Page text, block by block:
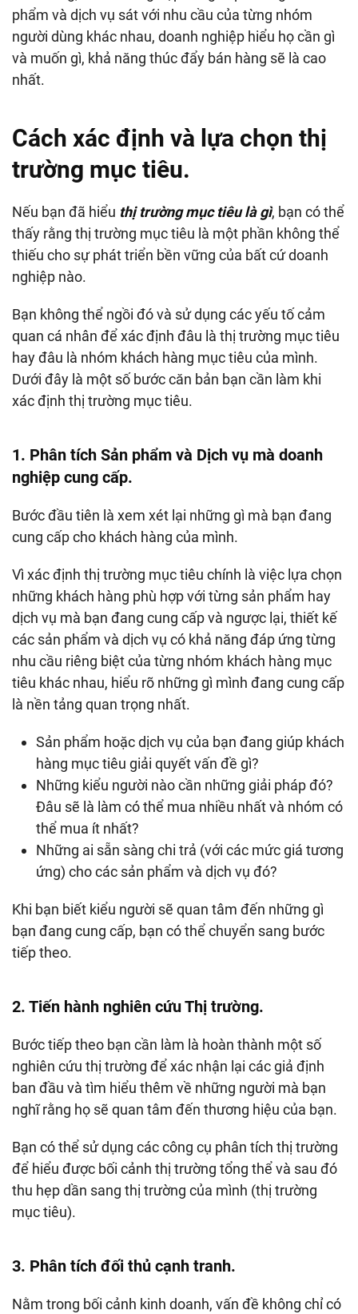
phẩm và dịch vụ sát với nhu cầu của từng nhóm
người dùng khác nhau, doanh nghiệp hiểu họ cần gì
và muốn gì, khả năng thúc đẩy bán hàng sẽ là cao
nhất.
Cách xác định và lựa chọn thị
trường mục tiêu.
Nếu bạn đã hiểu thị trường mục tiêu là gì, bạn có thể
thấy rằng thị trường mục tiêu là một phần không thể
thiếu cho sự phát triển bền vững của bất cứ doanh
nghiệp nào.
Bạn không thể ngồi đó và sử dụng các yếu tố cảm
quan cá nhân để xác định đâu là thị trường mục tiêu
hay đâu là nhóm khách hàng mục tiêu của mình.
Dưới đây là một số bước căn bản bạn cần làm khi
xác định thị trường mục tiêu.
1. Phân tích Sản phẩm và Dịch vụ mà doanh
nghiệp cung cấp.
Bước đầu tiên là xem xét lại những gì mà bạn đang
cung cấp cho khách hàng của mình.
Vì xác định thị trường mục tiêu chính là việc lựa chọn
những khách hàng phù hợp với từng sản phẩm hay
dịch vụ mà bạn đang cung cấp và ngược lại, thiết kế
các sản phẩm và dịch vụ có khả năng đáp ứng từng
nhu cầu riêng biệt của từng nhóm khách hàng mục
tiêu khác nhau, hiểu rõ những gì mình đang cung cấp
là nền tảng quan trọng nhất.
Sản phẩm hoặc dịch vụ của bạn đang giúp khách
hàng mục tiêu giải quyết vấn đề gì?
Những kiểu người nào cần những giải pháp đó?
Đâu sẽ là làm có thể mua nhiều nhất và nhóm có
thể mua ít nhất?
Những ai sẵn sàng chi trả (với các mức giá tương
ứng) cho các sản phẩm và dịch vụ đó?
Khi bạn biết kiểu người sẽ quan tâm đến những gì
bạn đang cung cấp, bạn có thể chuyển sang bước
tiếp theo.
2. Tiến hành nghiên cứu Thị trường.
Bước tiếp theo bạn cần làm là hoàn thành một số
nghiên cứu thị trường để xác nhận lại các giả định
ban đầu và tìm hiểu thêm về những người mà bạn
nghĩ rằng họ sẽ quan tâm đến thương hiệu của bạn.
Bạn có thể sử dụng các công cụ phân tích thị trường
để hiểu được bối cảnh thị trường tổng thể và sau đó
thu hẹp dần sang thị trường của mình (thị trường
mục tiêu).
3. Phân tích đối thủ cạnh tranh.
Nằm trong bối cảnh kinh doanh, vấn đề không chỉ có